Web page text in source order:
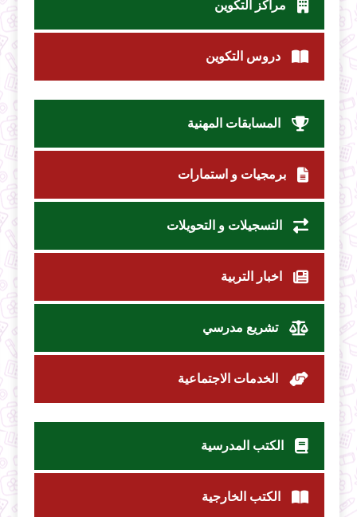
مراكز التكوين
دروس التكوين
المسابقات المهنية
برمجيات و استمارات
التسجيلات و التحويلات
اخبار التربية
تشريع مدرسي
الخدمات الاجتماعية
الكتب المدرسية
الكتب الخارجية